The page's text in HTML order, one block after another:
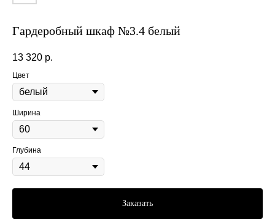
Гардеробный шкаф №3.4 белый
13 320 р.
Цвет
Ширина
Глубина
Заказать